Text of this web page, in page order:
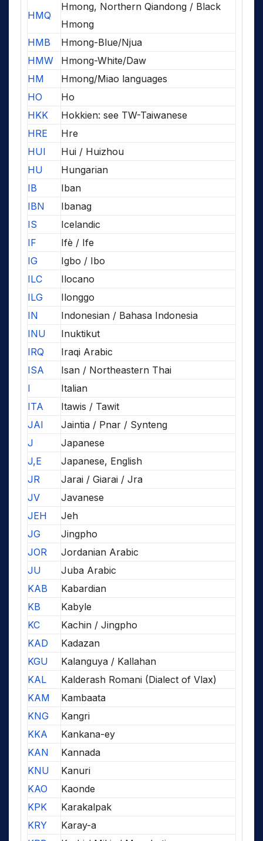
HMQ
Hmong, Northern Qiandong / Black
Hmong
HMB
Hmong-Blue/Njua
HMW
Hmong-White/Daw
HM
Hmong/Miao languages
HO
Ho
HKK
Hokkien: see TW-Taiwanese
HRE
Hre
HUI
Hui / Huizhou
HU
Hungarian
IB
Iban
IBN
Ibanag
IS
Icelandic
IF
Ifè / Ife
IG
Igbo / Ibo
ILC
Ilocano
ILG
Ilonggo
IN
Indonesian / Bahasa Indonesia
INU
Inuktikut
IRQ
Iraqi Arabic
ISA
Isan / Northeastern Thai
I
Italian
ITA
Itawis / Tawit
JAI
Jaintia / Pnar / Synteng
J
Japanese
J,E
Japanese, English
JR
Jarai / Giarai / Jra
JV
Javanese
JEH
Jeh
JG
Jingpho
JOR
Jordanian Arabic
JU
Juba Arabic
KAB
Kabardian
KB
Kabyle
KC
Kachin / Jingpho
KAD
Kadazan
KGU
Kalanguya / Kallahan
KAL
Kalderash Romani (Dialect of Vlax)
KAM
Kambaata
KNG
Kangri
KKA
Kankana-ey
KAN
Kannada
KNU
Kanuri
KAO
Kaonde
KPK
Karakalpak
KRY
Karay-a